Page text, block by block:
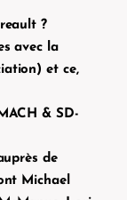
?
avec la
et ce,
& SD-
de
Michael